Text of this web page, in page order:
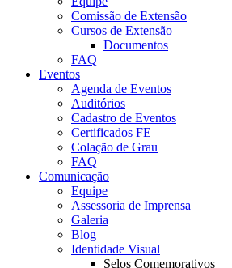
Comissão de Extensão
Cursos de Extensão
Documentos
FAQ
Eventos
Agenda de Eventos
Auditórios
Cadastro de Eventos
Certificados FE
Colação de Grau
FAQ
Comunicação
Equipe
Assessoria de Imprensa
Galeria
Blog
Identidade Visual
Selos Comemorativos